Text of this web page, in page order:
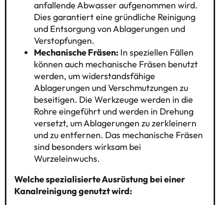
anfallende Abwasser aufgenommen wird.
Dies garantiert eine gründliche Reinigung
und Entsorgung von Ablagerungen und
Verstopfungen.
Mechanische Fräsen: In speziellen Fällen
können auch mechanische Fräsen benutzt
werden, um widerstandsfähige
Ablagerungen und Verschmutzungen zu
beseitigen. Die Werkzeuge werden in die
Rohre eingeführt und werden in Drehung
versetzt, um Ablagerungen zu zerkleinern
und zu entfernen. Das mechanische Fräsen
sind besonders wirksam bei
Wurzeleinwuchs.
Welche spezialisierte Ausrüstung bei einer
Kanalreinigung genutzt wird: